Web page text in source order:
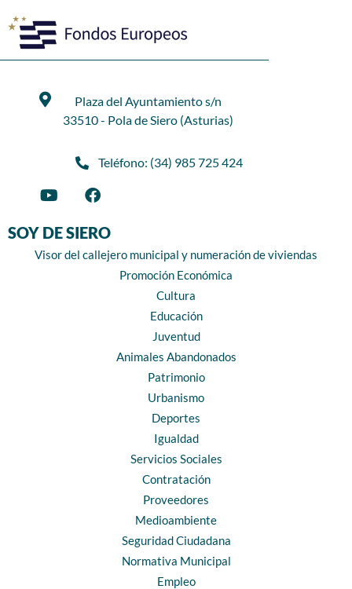
Plaza del Ayuntamiento s/n
33510 - Pola de Siero (Asturias)
Teléfono: (34) 985 725 424
SOY DE SIERO
Visor del callejero municipal y numeración de viviendas
Promoción Económica
Cultura
Educación
Juventud
Animales Abandonados
Patrimonio
Urbanismo
Deportes
Igualdad
Servicios Sociales
Contratación
Proveedores
Medioambiente
Seguridad Ciudadana
Normativa Municipal
Empleo